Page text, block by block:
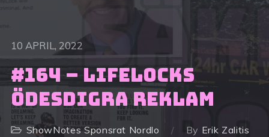
10 APRIL, 2022
#164 – Lifelocks
ödesdigra reklam
ShowNotes Sponsrat Nordlo By Erik Zalitis